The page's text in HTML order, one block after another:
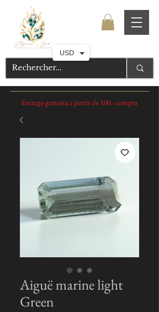
Entrega gratuita a partir de 100,- compra
Aiguë marine light
Green
USD